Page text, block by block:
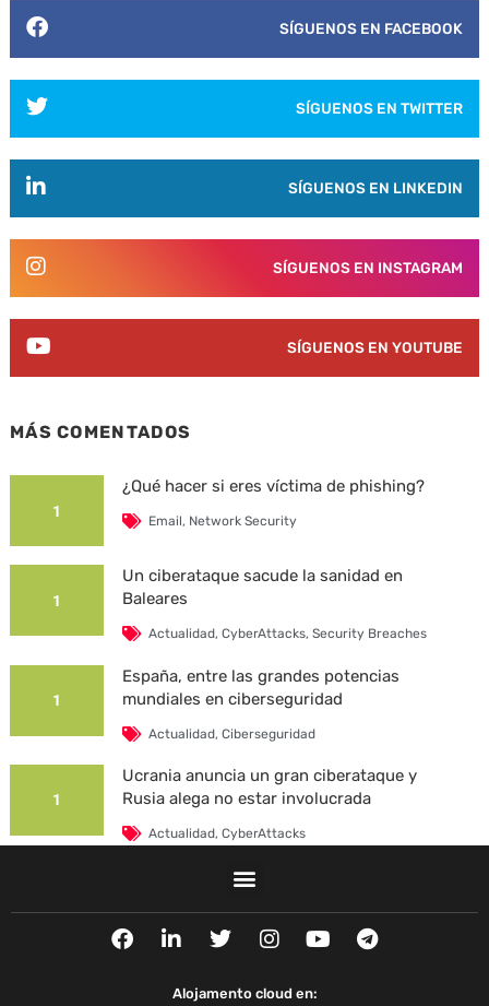
SÍGUENOS EN FACEBOOK
SÍGUENOS EN TWITTER
SÍGUENOS EN LINKEDIN
SÍGUENOS EN INSTAGRAM
SÍGUENOS EN YOUTUBE
MÁS COMENTADOS
1
¿Qué hacer si eres víctima de phishing?
Email, Network Security
1
Un ciberataque sacude la sanidad en
Baleares
Actualidad,CyberAttacks,Security Breaches
1
España, entre las grandes potencias
mundiales en ciberseguridad
Actualidad,Ciberseguridad
1
Ucrania anuncia un gran ciberataque y
Rusia alega no estar involucrada
Actualidad,CyberAttacks
La Universidad Autónoma de Barcelona es
Actualidad,CyberAttacks,Security Breaches
F
a
L
i
k
T
w
t
I
n
t
Y
o
T
e
Alojamento cloud en: